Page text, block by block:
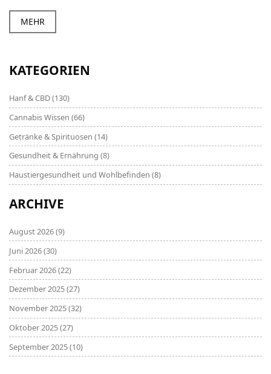
sowohl die körperlichen als auch die geistigen
Anzeichen untersucht, die darauf hindeuten. Zudem
werden interessante Fakten über Cannabis und dessen
mit dieser Erfahrung gegeben.
MEHR
KATEGORIEN
Hanf & CBD(130)
Cannabis Wissen (66)
Getränke & Spirituosen (14)
Gesundheit & Ernährung (8)
Haustiergesundheit und Wohlbefinden (8)
ARCHIVE
August 2026(9)
Juni 2026(30)
Februar 2026(22)
Dezember 2025(27)
November 2025(32)
Oktober 2025(27)
September 2025(10)